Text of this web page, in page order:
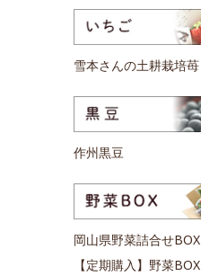
雪本さんの土耕栽培苺
作州黒豆
岡山県野菜詰合せBOX
【定期購入】野菜BOX